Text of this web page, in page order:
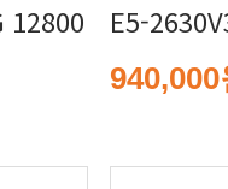
E5-
940,000